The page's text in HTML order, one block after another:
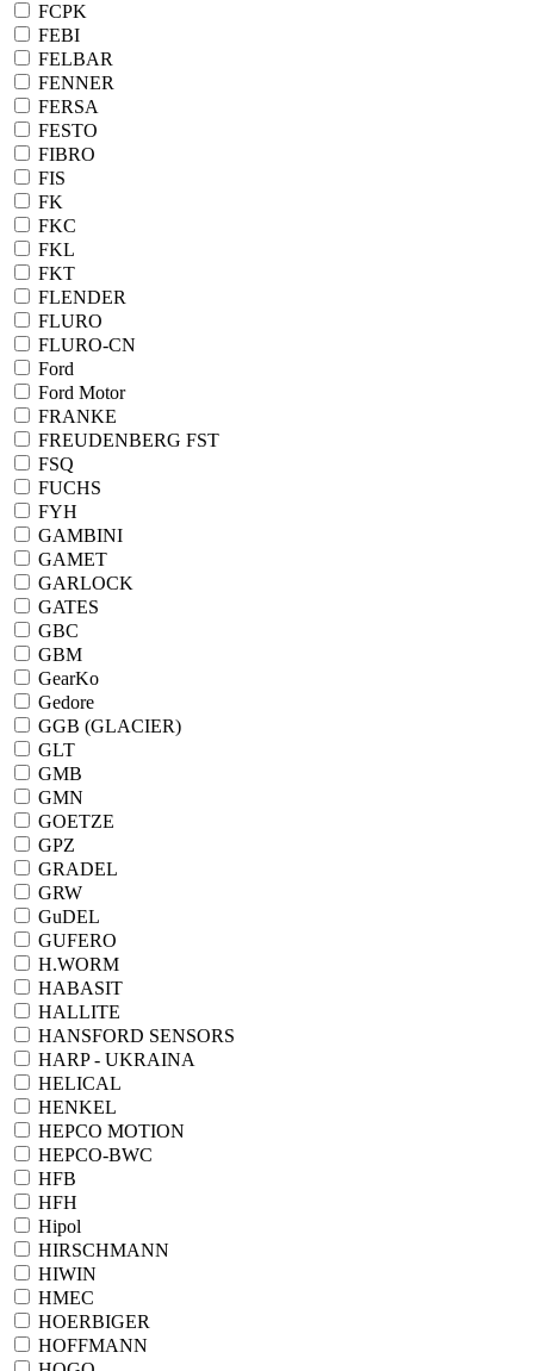
FCPK
FEBI
FELBAR
FENNER
FERSA
FESTO
FIBRO
FIS
FK
FKC
FKL
FKT
FLENDER
FLURO
FLURO-CN
Ford
Ford Motor
FRANKE
FREUDENBERG FST
FSQ
FUCHS
FYH
GAMBINI
GAMET
GARLOCK
GATES
GBC
GBM
GearKo
Gedore
GGB (GLACIER)
GLT
GMB
GMN
GOETZE
GPZ
GRADEL
GRW
GuDEL
GUFERO
H.WORM
HABASIT
HALLITE
HANSFORD SENSORS
HARP - UKRAINA
HELICAL
HENKEL
HEPCO MOTION
HEPCO-BWC
HFB
HFH
Hipol
HIRSCHMANN
HIWIN
HMEC
HOERBIGER
HOFFMANN